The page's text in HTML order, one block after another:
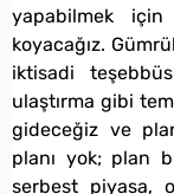
yapabilmek için
koyacağız.
iktisadi
ulaştırma gibi
gideceğiz ve
planı yok; plan
serbest piyasa,